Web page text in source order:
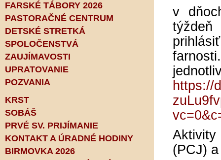
FARSKÉ TÁBORY 2026
PASTORAČNÉ CENTRUM
DETSKÉ STRETKÁ
SPOLOČENSTVÁ
ZAUJÍMAVOSTI
UPRATOVANIE
POZVANIA
KRST
SOBÁŠ
PRVÉ SV. PRIJÍMANIE
KONTAKT A ÚRADNÉ HODINY
BIRMOVKA 2026
v
https://
(PCJ)